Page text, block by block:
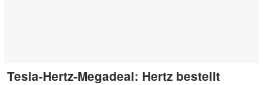
Tesla-Hertz-Megadeal: Hertz bestellt